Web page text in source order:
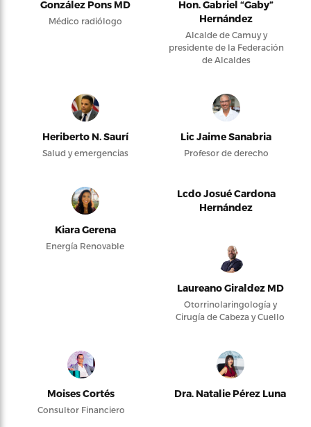
González Pons MD
Médico radiólogo
Hon. Gabriel “Gaby”
Hernández
Alcalde de Camuy y
presidente de la Federación
de Alcaldes
Heriberto N. Saurí
Salud y emergencias
Lic Jaime Sanabria
Profesor de derecho
Kiara Gerena
Energía Renovable
Lcdo Josué Cardona
Hernández
Laureano Giraldez MD
Otorrinolaringología y
Cirugía de Cabeza y Cuello
Moises Cortés
Consultor Financiero
Dra. Natalie Pérez Luna